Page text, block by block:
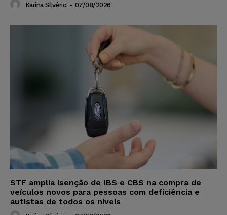
Karina Silvério - 07/08/2026
STF amplia isenção de IBS e CBS na compra de
veículos novos para pessoas com deficiência e
autistas de todos os níveis